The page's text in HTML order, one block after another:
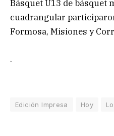
Básquet U13 de básquet
cuadrangular
Formosa, Misiones y
.
Edición Impresa Hoy